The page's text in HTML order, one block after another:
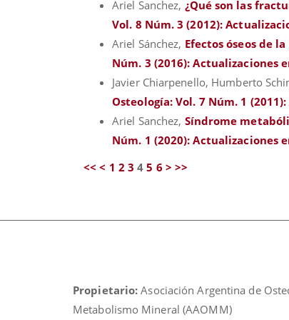
Ariel Sanchez, ¿Qué son las
Vol. 8 Núm. 3 (2012):
Ariel Sánchez, Efectos óseos de
Núm. 3 (2016): Actualizaciones
Javier Chiarpenello, Humberto
Osteología: Vol. 7 Núm. 1
Ariel Sanchez, Síndrome
Núm. 1 (2020): Actualizaciones
<< < 1 2 3 4 5 6 > >>
Propietario: Asociación Argentina de
Metabolismo Mineral (AAOMM)